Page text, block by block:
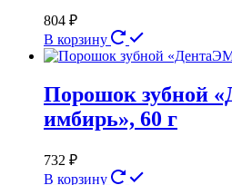
804 ₽
В корзину
Порошок зубной
имбирь», 60 г
732 ₽
В корзину